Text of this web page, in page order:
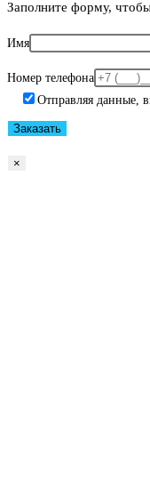
Заполните форму,
Имя
Номер телефона
Отправляя данные,
×